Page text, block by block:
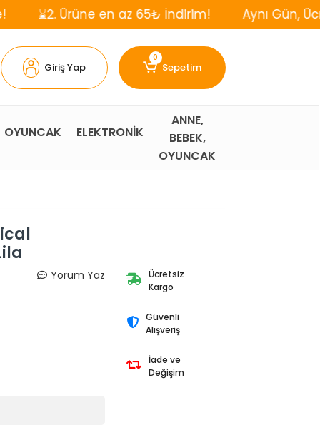
en az 65₺ İndirim! Aynı Gün, Ücretsiz
Giriş Yap
0
Sepetim
OYUNCAK ELEKTRONİK
ANNE,
BEBEK,
OYUNCAK
Yorum Yaz
Ücretsiz
Kargo
Güvenli
Alışveriş
İade ve
Değişim